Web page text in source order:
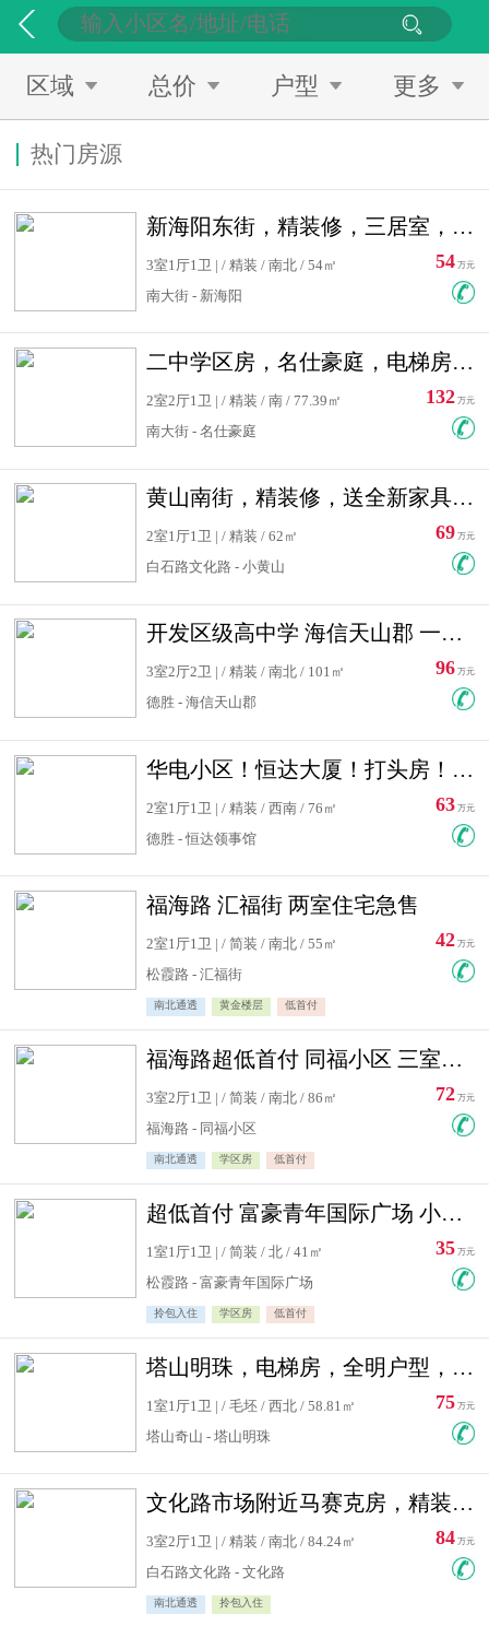
区域 总价 户型 更多
热门房源
新海阳东街，精装修，三居室，南北通透，拎包入住，单价低
3室1厅1卫 | / 精装 / 南北 / 54㎡
南大街 - 新海阳
54 万元
二中学区房，名仕豪庭，电梯房，双南卧室，单价低，急售
2室2厅1卫 | / 精装 / 南 / 77.39㎡
南大街 - 名仕豪庭
132 万元
黄山南街，精装修，送全新家具，看房有钥匙，实用面积大
2室1厅1卫 | / 精装 / 62㎡
白石路文化路 - 小黄山
69 万元
开发区级高中学 海信天山郡 一手合同没有税！ 送车位
3室2厅2卫 | / 精装 / 南北 / 101㎡
德胜 - 海信天山郡
96 万元
华电小区！恒达大厦！打头房！精装修！可低首付！随时看房！
2室1厅1卫 | / 精装 / 西南 / 76㎡
德胜 - 恒达领事馆
63 万元
福海路 汇福街 两室住宅急售
2室1厅1卫 | / 简装 / 南北 / 55㎡
松霞路 - 汇福街
南北通透 黄金楼层 低首付
42 万元
福海路超低首付 同福小区 三室住宅急售
3室2厅1卫 | / 简装 / 南北 / 86㎡
福海路 - 同福小区
南北通透 学区房 低首付
72 万元
超低首付 富豪青年国际广场 小高层住宅急售
1室1厅1卫 | / 简装 / 北 / 41㎡
松霞路 - 富豪青年国际广场
拎包入住 学区房 低首付
35 万元
塔山明珠，电梯房，全明户型，视野好，毛坯房，看房有钥匙
1室1厅1卫 | / 毛坯 / 西北 / 58.81㎡
塔山奇山 - 塔山明珠
75 万元
文化路市场附近马赛克房，精装修三居室，南北通透，实用面积大
3室2厅1卫 | / 精装 / 南北 / 84.24㎡
白石路文化路 - 文化路
南北通透 拎包入住
84 万元